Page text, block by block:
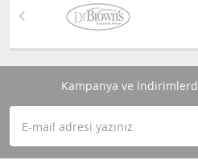
Kampanya ve